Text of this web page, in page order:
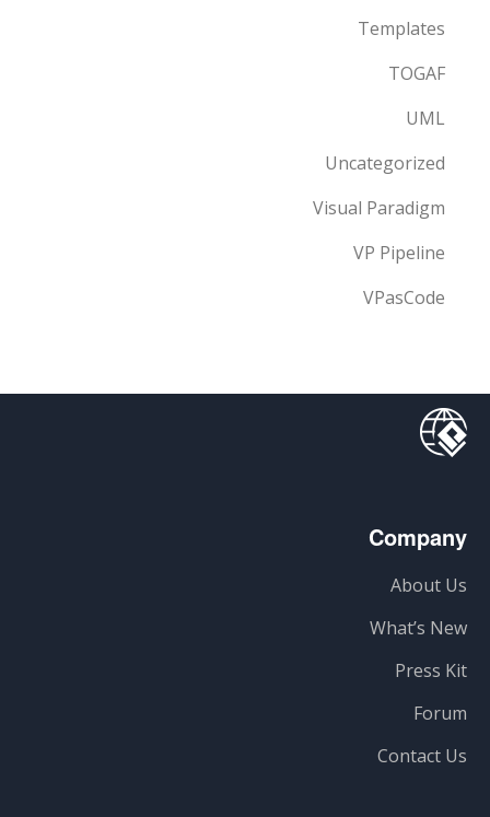
Templates
TOGAF
UML
Uncategorized
Visual Paradigm
VP Pipeline
VPasCode
Company
About Us
What’s New
Press Kit
Forum
Contact Us